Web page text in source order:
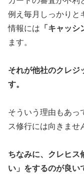
例え毎月しっかりと
情報には 「キャッシ
ます。
それが他社のクレジ
す。
そういう理由もあっ
ス修行には向きませ
ちなみに、クレヒス
い」をするのが良い